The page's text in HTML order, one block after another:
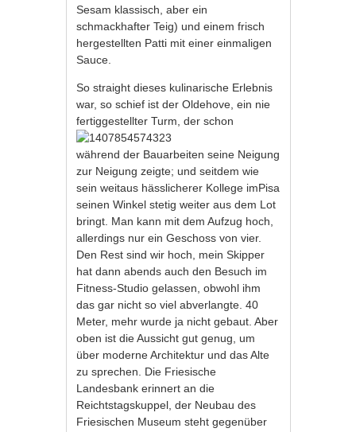
Sesam klassisch, aber ein
schmackhafter Teig) und einem frisch
hergestellten Patti mit einer einmaligen
Sauce.
So straight dieses kulinarische Erlebnis
war, so schief ist der Oldehove, ein nie
fertiggestellter Turm,der schon
während der Bauarbeiten seine Neigung
zur Neigung zeigte; und seitdem wie
sein weitaus hässlicherer Kollege imPisa
seinen Winkel stetig weiter aus dem Lot
bringt. Man kann mit dem Aufzug hoch,
allerdings nur ein Geschoss von vier.
Den Rest sind wir hoch, mein Skipper
hat dann abends auch den Besuch im
Fitness-Studio gelassen, obwohl ihm
das gar nicht so viel abverlangte. 40
Meter, mehr wurde ja nicht gebaut. Aber
oben ist die Aussicht gut genug, um
über moderne Architektur und das Alte
zu sprechen. Die Friesische
Landesbank erinnert an die
Reichtstagskuppel, der Neubau des
Friesischen Museum steht gegenüber